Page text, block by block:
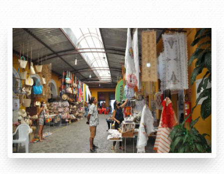
Previous Next